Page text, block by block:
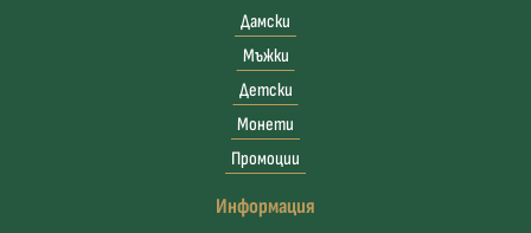
Дамски
Мъжки
Детски
Монети
Промоции
Информация